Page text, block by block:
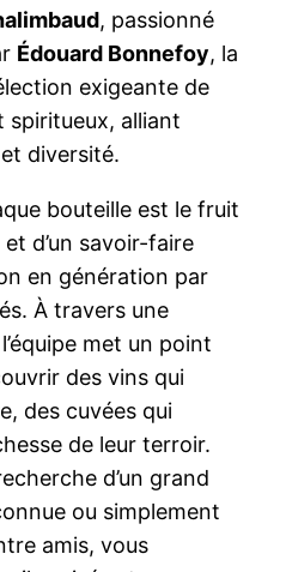
, passionné
Édouard Bonnefoy, la
exigeante de
spiritueux, alliant
diversité.
bouteille est le fruit
d’un savoir-faire
en génération par
À travers une
met un point
des vins qui
des cuvées qui
de leur terroir.
d’un grand
ou simplement
amis, vous